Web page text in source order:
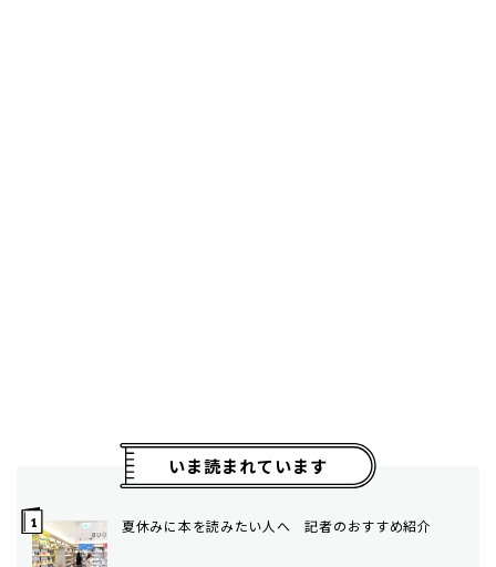
いま読まれています
夏休みに本を読みたい人へ 記者のおすすめ紹介